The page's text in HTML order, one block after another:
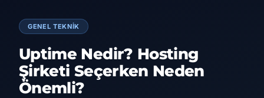
GENEL TEKNIK
Uptime Nedir? Hosting
Şirketi Seçerken Neden
Önemli?